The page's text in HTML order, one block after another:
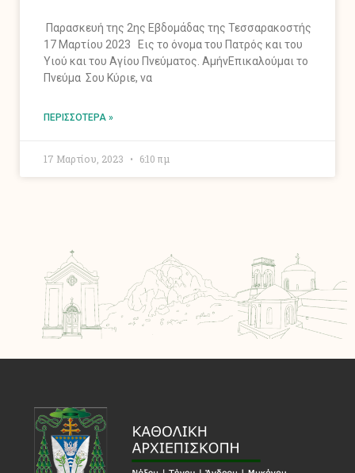
Παρασκευή της 2ης Εβδομάδας της Τεσσαρακοστής
17 Μαρτίου 2023 Εις το όνομα του Πατρός και του
Υιού και του Αγίου Πνεύματος. ΑμήνΕπικαλούμαι το
Πνεύμα Σου Κύριε, να
ΠΕΡΙΣΣΌΤΕΡΑ »
17 Μαρτίου, 2023 6:10 πμ